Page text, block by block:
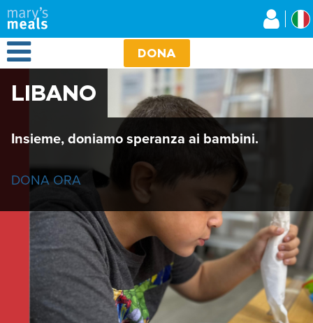
Salta
al
contenuto
principale
Open Menu DONA
LIBANO
Insieme, doniamo speranza ai bambini.
DONA ORA